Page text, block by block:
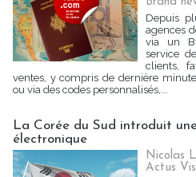
Depuis
agences
via un
service
clients,
ventes, y compris de dernière
ou via des codes personnalisés,...
La Corée du Sud introduit
électronique
Nicolas
Actus